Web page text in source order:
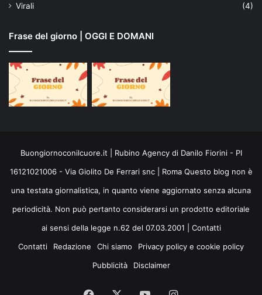
Virali
(4)
Frase del giorno | OGGI E DOMANI
Buongiornoconilcuore.it | Rubino Agency di Danilo Fiorini - PI
16121021006 - Via Giolito De Ferrari snc | Roma Questo blog non è
una testata giornalistica, in quanto viene aggiornato senza alcuna
periodicità. Non può pertanto considerarsi un prodotto editoriale
ai sensi della legge n.62 del 07.03.2001 | Contatti
Contatti
Redazione Chi siamo
Privacy policy e cookie policy
Pubblicità
Disclaimer